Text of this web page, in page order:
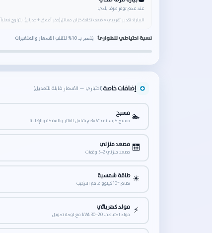
عند عدم توفر صرف بلدي
البيارة: تقدير تقريبي ≈ ضعف تكلفة خزان مماثل (حفر أعمق + جدران)؛ يتراوح فعلياً 5,000–14,000 ر حسب العمق ونوع التربة.
نسبة احتياطي للطوارئ يُنصح بـ 10% لتقلب الأسعار والمتغيرات
إضافات خاصة(اختياري — الأسعار قابلة للتعديل)
🏊 مسبح
مسبح خرساني ~6×3م شامل الفلتر والمضخة والإضاءة
🛗 مصعد منزلي
مصعد منزلي 2–3 وقفات
☀ طاقة شمسية
نظام ~10 كيلوواط مع التركيب
⚡ مولد كهربائي
مولد احتياطي 20–30 kVA مع لوحة تحويل